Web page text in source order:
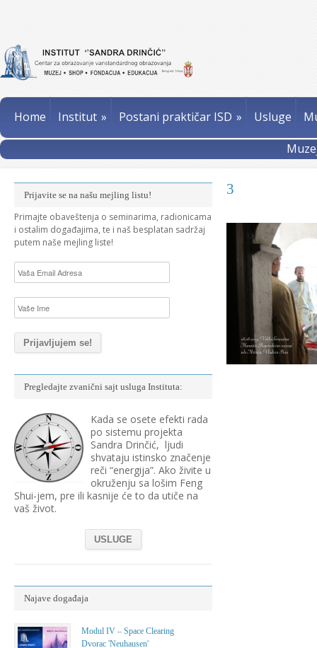
Home Institut » Postani praktičar ISD » Usluge
3
Prijavite se na našu mejling listu!
Primajte obaveštenja o seminarima, radionicama
i ostalim događajima, te i naš besplatan sadržaj
putem naše mejling liste!
Pregledajte zvanični sajt usluga Instituta:
Kada se osete efekti rada
po sistemu projekta
Sandra Drinčić, ljudi
shvataju istinsko značenje
reči “energija”. Ako živite u
okruženju sa lošim Feng
Shui-jem, pre ili kasnije će to da utiče na
vaš život.
USLUGE
Najave događaja
Modul IV – Space Clearing
Dvorac 'Neuhausen'